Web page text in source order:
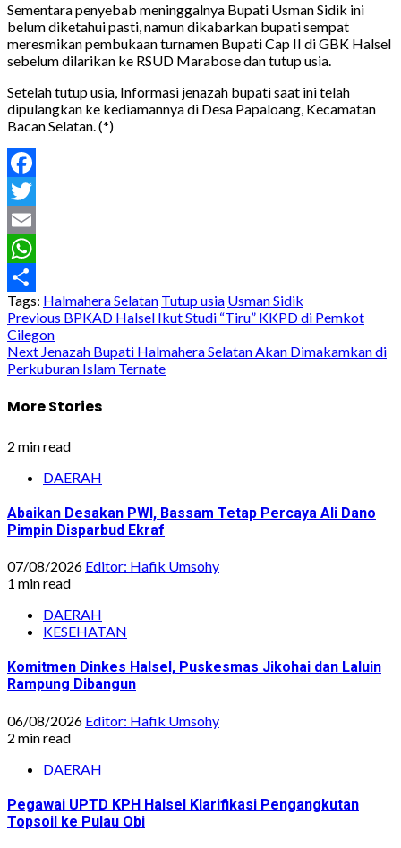
Sementara penyebab meninggalnya Bupati Usman Sidik ini
belum diketahui pasti, namun dikabarkan bupati sempat
meresmikan pembukaan turnamen Bupati Cap II di GBK Halsel
sebelum dilarikan ke RSUD Marabose dan tutup usia.
Setelah tutup usia, Informasi jenazah bupati saat ini telah
dipulangkan ke kediamannya di Desa Papaloang, Kecamatan
Bacan Selatan. (*)
Facebook
Twitter
Email
WhatsApp
Share
Tags: Halmahera Selatan Tutup usia Usman Sidik
Post
navigation
Previous BPKAD Halsel Ikut Studi “Tiru” KKPD di Pemkot
Cilegon
Next Jenazah Bupati Halmahera Selatan Akan Dimakamkan di
Perkuburan Islam Ternate
More Stories
2 min read
DAERAH
Abaikan Desakan PWI, Bassam Tetap Percaya Ali Dano
Pimpin Disparbud Ekraf
07/08/2026 Editor: Hafik Umsohy
1 min read
DAERAH
KESEHATAN
Komitmen Dinkes Halsel, Puskesmas Jikohai dan Laluin
Rampung Dibangun
06/08/2026 Editor: Hafik Umsohy
2 min read
DAERAH
Pegawai UPTD KPH Halsel Klarifikasi Pengangkutan
Topsoil ke Pulau Obi